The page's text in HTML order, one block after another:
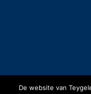
De website van